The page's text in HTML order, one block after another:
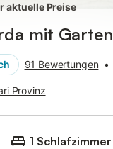
aktuelle Preise
mit Garten
91 Bewertungen •
Provinz
1 Schlafzimmer